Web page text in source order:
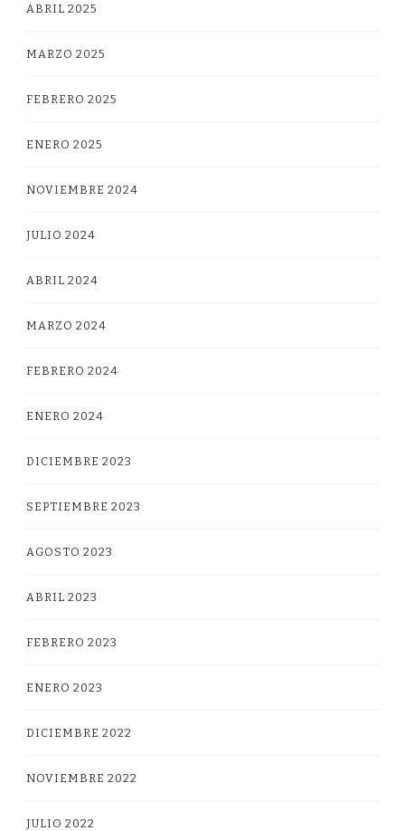
ABRIL 2025
MARZO 2025
FEBRERO 2025
ENERO 2025
NOVIEMBRE 2024
JULIO 2024
ABRIL 2024
MARZO 2024
FEBRERO 2024
ENERO 2024
DICIEMBRE 2023
SEPTIEMBRE 2023
AGOSTO 2023
ABRIL 2023
FEBRERO 2023
ENERO 2023
DICIEMBRE 2022
NOVIEMBRE 2022
JULIO 2022